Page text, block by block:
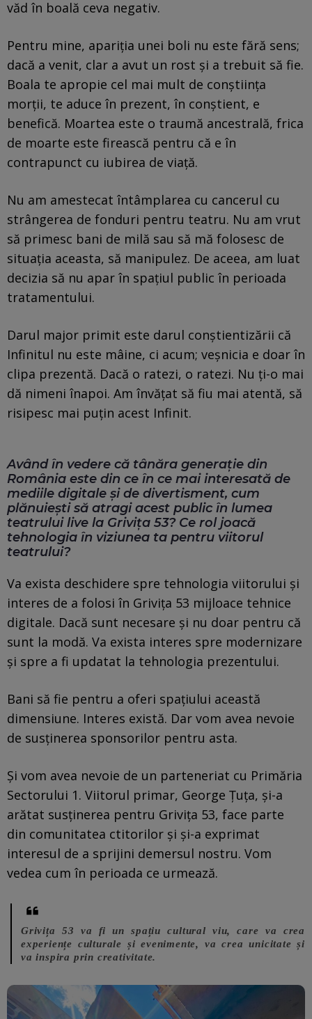
văd în boală ceva negativ.
Pentru mine, apariția unei boli nu este fără sens;
dacă a venit, clar a avut un rost și a trebuit să fie.
Boala te apropie cel mai mult de conștiința
morții, te aduce în prezent, în conștient, e
benefică. Moartea este o traumă ancestrală, frica
de moarte este firească pentru că e în
contrapunct cu iubirea de viață.
Nu am amestecat întâmplarea cu cancerul cu
strângerea de fonduri pentru teatru. Nu am vrut
să primesc bani de milă sau să mă folosesc de
situația aceasta, să manipulez. De aceea, am luat
decizia să nu apar în spațiul public în perioada
tratamentului.
Darul major primit este darul conștientizării că
Infinitul nu este mâine, ci acum; veșnicia e doar în
clipa prezentă. Dacă o ratezi, o ratezi. Nu ți-o mai
dă nimeni înapoi. Am învățat să fiu mai atentă, să
risipesc mai puțin acest Infinit.
Având în vedere că tânăra generație din
România este din ce în ce mai interesată de
mediile digitale și de divertisment, cum
plănuiești să atragi acest public în lumea
teatrului live la Grivița 53? Ce rol joacă
tehnologia în viziunea ta pentru viitorul
teatrului?
Va exista deschidere spre tehnologia viitorului și
interes de a folosi în Grivița 53 mijloace tehnice
digitale. Dacă sunt necesare și nu doar pentru că
sunt la modă. Va exista interes spre modernizare
și spre a fi updatat la tehnologia prezentului.
Bani să fie pentru a oferi spațiului această
dimensiune. Interes există. Dar vom avea nevoie
de susținerea sponsorilor pentru asta.
Și vom avea nevoie de un parteneriat cu Primăria
Sectorului 1. Viitorul primar, George Țuța, și-a
arătat susținerea pentru Grivița 53, face parte
din comunitatea ctitorilor și și-a exprimat
interesul de a sprijini demersul nostru. Vom
vedea cum în perioada ce urmează.
Grivița 53 va fi un spațiu cultural viu, care va crea
experiențe culturale și evenimente, va crea unicitate și
va inspira prin creativitate.